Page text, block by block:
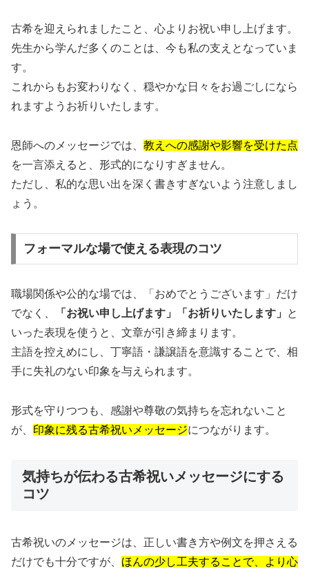
古希を迎えられましたこと、心よりお祝い申し上げます。
先生から学んだ多くのことは、今も私の支えとなっていま
す。
これからもお変わりなく、穏やかな日々をお過ごしになら
れますようお祈りいたします。
恩師へのメッセージでは、 教えへの感謝や影響を受けた点
を一言添えると、形式的になりすぎません。
ただし、私的な思い出を深く書きすぎないよう注意しまし
ょう。
フォーマルな場で使える表現のコツ
職場関係や公的な場では、「おめでとうございます」だけ
でなく、
「お祝い申し上げます」「お祈りいたします」
と
いった表現を使うと、文章が引き締まります。
主語を控えめにし、丁寧語・謙譲語を意識することで、相
手に失礼のない印象を与えられます。
形式を守りつつも、感謝や尊敬の気持ちを忘れないこと
が、 印象に残る古希祝いメッセージにつながります。
気持ちが伝わる古希祝いメッセージにする
コツ
古希祝いのメッセージは、正しい書き方や例文を押さえる
だけでも十分ですが、 ほんの少し工夫することで、より心